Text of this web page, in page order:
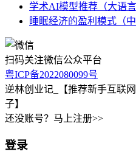
学术AI模型推荐（大语
睡眠经济的盈利模式（
扫码关注微信公众平台
粤ICP备2022080099号
逆林创业记_【推荐新手互联
子】
还没账号？马上注册>>
登录